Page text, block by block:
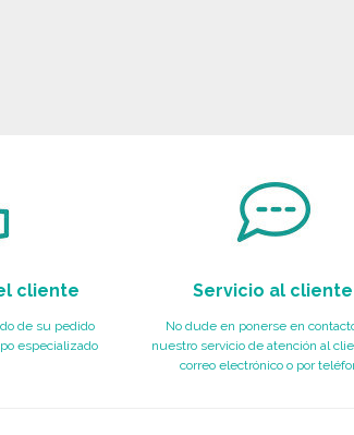
cliente
de su pedido
especializado
Servicio al cliente
No dude en ponerse en
nuestro servicio de atención al
correo electrónico o por